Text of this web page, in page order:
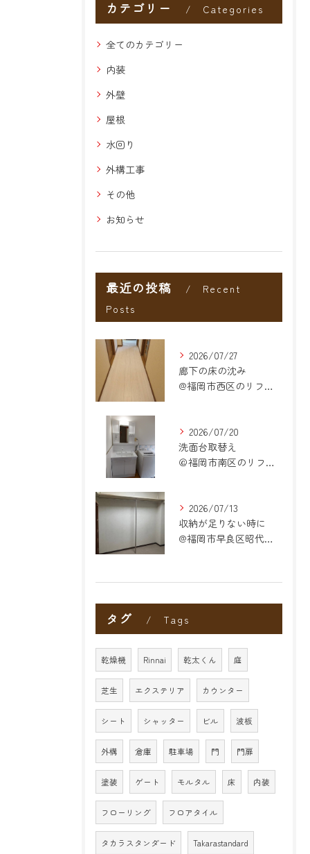
カテゴリー Categories
全てのカテゴリー
内装
外壁
屋根
水回り
外構工事
その他
お知らせ
最近の投稿
Recent
Posts
2026/07/27
廊下の床の沈み
@福岡市西区のリフォーム
2026/07/20
洗面台取替え
＠福岡市南区のリフォーム
2026/07/13
収納が足りない時に
@福岡市早良区昭代のリフォーム
タグ Tags
乾燥機 Rinnai 乾太くん 庭
芝生 エクステリア カウンター
シート シャッター ビル 波板
外構 倉庫 駐車場 門 門扉
塗装 ゲート モルタル 床 内装
フローリング フロアタイル
タカラスタンダード Takarastandard